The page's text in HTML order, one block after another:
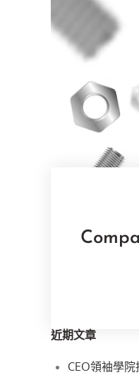
近期文章
CEO領袖學